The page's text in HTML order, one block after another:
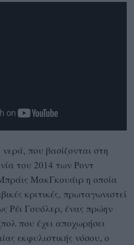
που βασίζονται στη
του 2014 των Ροντ
ΜακΓκουάιρ η οποία
κριτικές, πρωταγωνιστεί
Ρέι Γουόλερ, ένας πρώην
που έχει αποχωρήσει
εκφυλιστικής νόσου, ο